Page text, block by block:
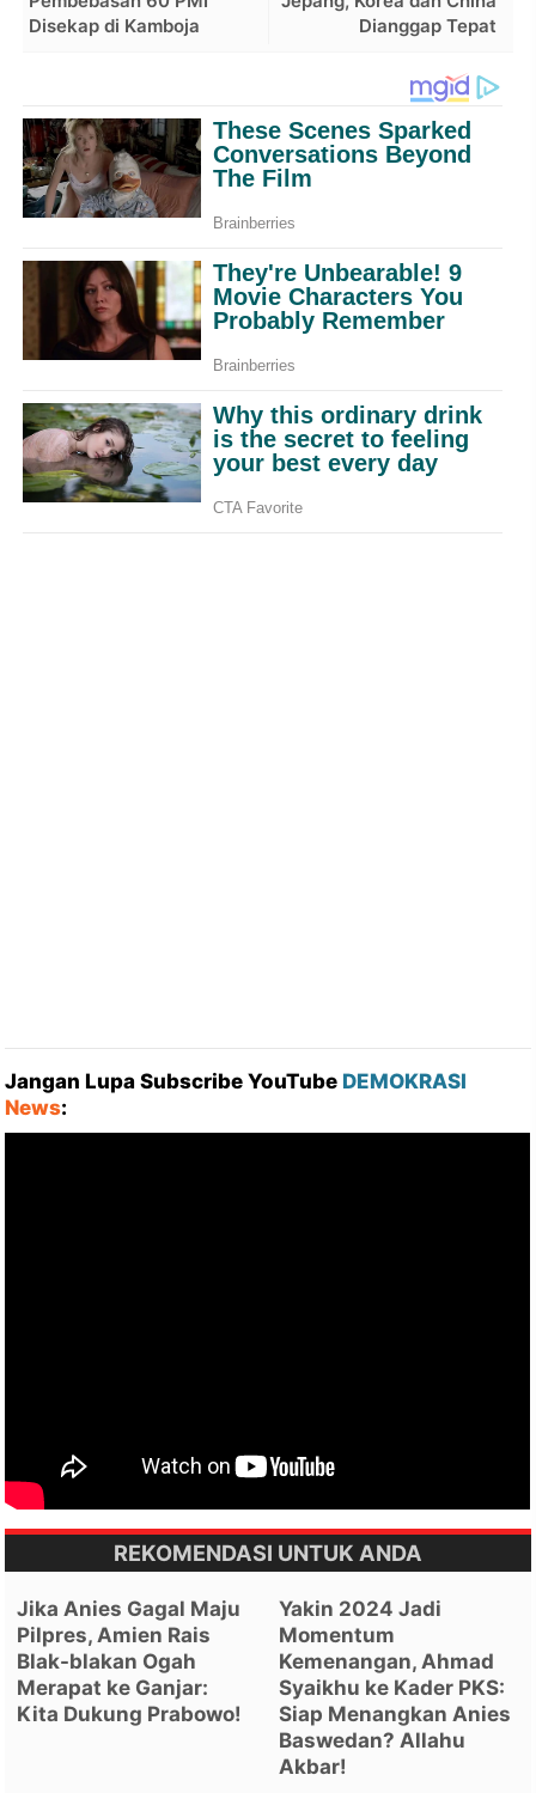
Dianggap Tepat
Disekap di Kamboja
Jangan Lupa Subscribe YouTube DEMOKRASI
News:
REKOMENDASI UNTUK ANDA
Jika Anies Gagal Maju
Pilpres, Amien Rais
Blak-blakan Ogah
Merapat ke Ganjar:
Kita Dukung Prabowo!
Yakin 2024 Jadi
Momentum
Kemenangan, Ahmad
Syaikhu ke Kader PKS:
Siap Menangkan Anies
Baswedan? Allahu
Akbar!